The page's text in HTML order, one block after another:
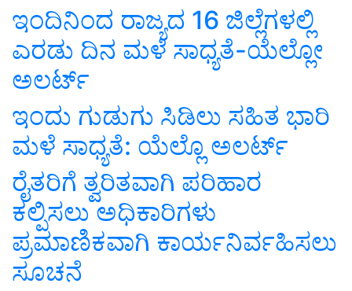
ಇಂದಿನಿಂದ ರಾಜ್ಯದ 16 ಜಿಲ್ಲೆಗಳಲ್ಲಿ
ಎರಡು ದಿನ ಮಳೆ ಸಾಧ್ಯತೆ-ಯೆಲ್ಲೋ
ಅಲರ್ಟ್
ಇಂದು ಗುಡುಗು ಸಿಡಿಲು ಸಹಿತ ಭಾರಿ
ಮಳೆ ಸಾಧ್ಯತೆ: ಯೆಲ್ಲೊ ಅಲರ್ಟ್
ರೈತರಿಗೆ ತ್ವರಿತವಾಗಿ ಪರಿಹಾರ
ಕಲ್ಪಿಸಲು ಅಧಿಕಾರಿಗಳು
ಪ್ರಮಾಣಿಕವಾಗಿ ಕಾರ್ಯನಿರ್ವಹಿಸಲು
ಸೂಚನೆ